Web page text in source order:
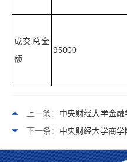
成交总金
额
95000
上一条： 中央财经大学金融学
下一条： 中央财经大学商学院教学